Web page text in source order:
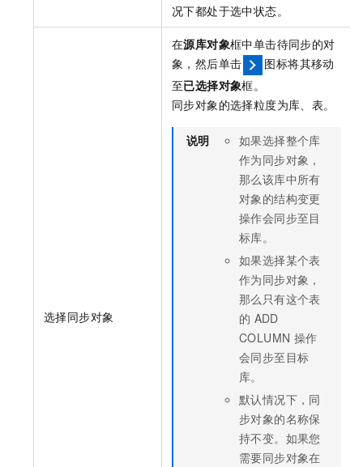
况下都处于选中状态。
选择同步对象
在源库对象框中单击待同步的对
象，然后单击
图标将其移动
至已选择对象框。
同步对象的选择粒度为库、表。
说明
如果选择整个库
作为同步对象，
那么该库中所有
对象的结构变更
操作会同步至目
标库。
如果选择某个表
作为同步对象，
那么只有这个表
的 ADD
COLUMN 操作
会同步至目标
库。
默认情况下，同
步对象的名称保
持不变。如果您
需要同步对象在